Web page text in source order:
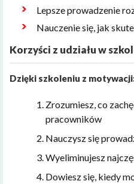
Lepsze prowadzenie
Nauczenie się, jak
Korzyści z udziału w
Dzięki szkoleniu z
Zrozumiesz, co
pracowników
Nauczysz się
Wyeliminujesz
Dowiesz się, kiedy